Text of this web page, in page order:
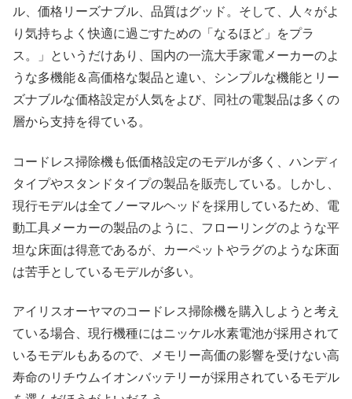
ル、価格リーズナブル、品質はグッド。そして、人々がよ
り気持ちよく快適に過ごすための「なるほど」をプラ
ス。」というだけあり、国内の一流大手家電メーカーのよ
うな多機能＆高価格な製品と違い、シンプルな機能とリー
ズナブルな価格設定が人気をよび、同社の電製品は多くの
層から支持を得ている。
コードレス掃除機も低価格設定のモデルが多く、ハンディ
タイプやスタンドタイプの製品を販売している。しかし、
現行モデルは全てノーマルヘッドを採用しているため、電
動工具メーカーの製品のように、フローリングのような平
坦な床面は得意であるが、カーペットやラグのような床面
は苦手としているモデルが多い。
アイリスオーヤマのコードレス掃除機を購入しようと考え
ている場合、現行機種にはニッケル水素電池が採用されて
いるモデルもあるので、メモリー高価の影響を受けない高
寿命のリチウムイオンバッテリーが採用されているモデル